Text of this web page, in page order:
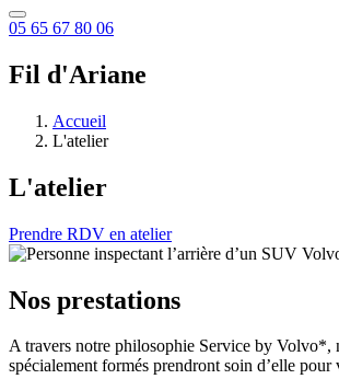
05 65 67 80 06
Fil d'Ariane
Accueil
L'atelier
L'atelier
Prendre RDV en atelier
Nos prestations
A travers notre philosophie Service by Volvo*,
spécialement formés prendront soin d’elle pour